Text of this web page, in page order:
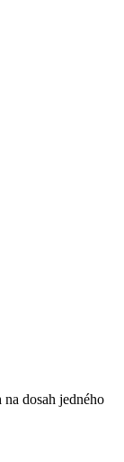
na dosah jedného